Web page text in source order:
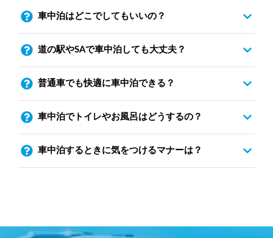
車中泊はどこでしてもいいの？
道の駅やSAで車中泊しても大丈夫？
普通車でも快適に車中泊できる？
車中泊でトイレやお風呂はどうするの？
車中泊するときに気をつけるマナーは？